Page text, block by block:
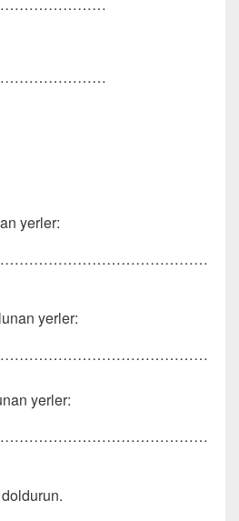
yerler:
yerler:
yerler: